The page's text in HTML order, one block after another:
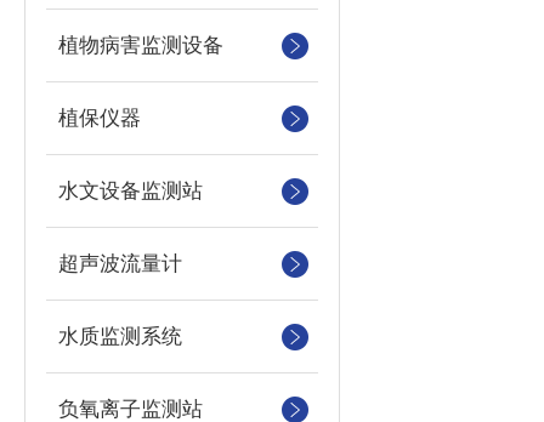
植物病害监测设备
植保仪器
水文设备监测站
超声波流量计
水质监测系统
负氧离子监测站